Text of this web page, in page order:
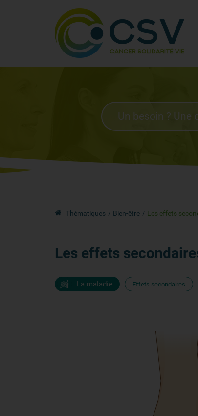
Thématiques Bien-être Les effets
Les effets
La maladie Effets secondaires